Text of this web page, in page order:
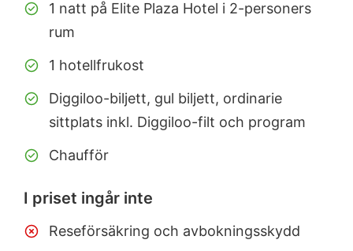
1 natt på Elite Plaza Hotel i 2-personers
rum
1 hotellfrukost
Diggiloo-biljett, gul biljett, ordinarie
sittplats inkl. Diggiloo-filt och program
Chaufför
I priset ingår inte
Reseförsäkring och avbokningsskydd